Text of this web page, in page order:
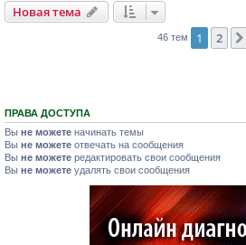
Новая тема
46 тем 1 2
ПРАВА ДОСТУПА
Вы не можете начинать темы
Вы не можете отвечать на сообщения
Вы не можете редактировать свои сообщения
Вы не можете удалять свои сообщения